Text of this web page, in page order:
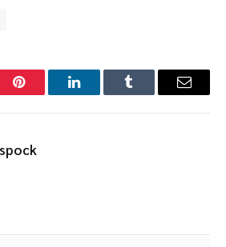
Pinterest LinkedInTumblr Email